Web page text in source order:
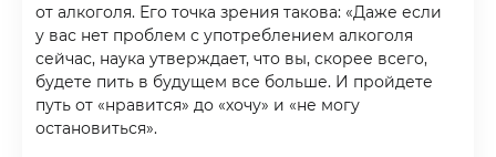
от алкоголя. Его точка зрения такова: «Даже если
у вас нет проблем с употреблением алкоголя
сейчас, наука утверждает, что вы, скорее всего,
будете пить в будущем все больше. И пройдете
путь от «нравится» до «хочу» и «не могу
остановиться».